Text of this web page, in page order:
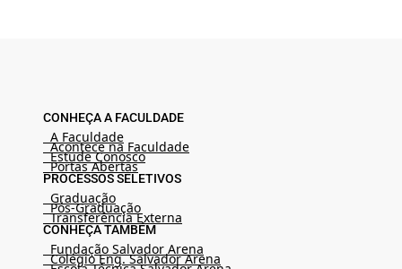
CONHEÇA A FACULDADE
A Faculdade
Acontece na Faculdade
Estude Conosco
Portas Abertas
PROCESSOS SELETIVOS
Graduação
Pós-Graduação
Transferência Externa
CONHEÇA TAMBÉM
Fundação Salvador Arena
Colégio Eng. Salvador Arena